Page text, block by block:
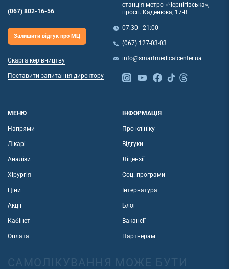
(067) 802-16-56
Залишити відгук про МЦ
Скарга керівництву
Поставити запитання директору
станція метро «Чернігівська»,
просп. Каденюка, 17-В
07:30 - 21:00
(067) 127-03-03
info@smartmedicalcenter.ua
МЕНЮ
Напрями
Лікарі
Аналізи
Хірургія
Ціни
Акції
Кабінет
Оплата
ІНФОРМАЦІЯ
Про клініку
Відгуки
Ліцензії
Соц. програми
Інтернатура
Блог
Вакансії
Партнерам
САМОЛІКУВАННЯ МОЖЕ БУТИ